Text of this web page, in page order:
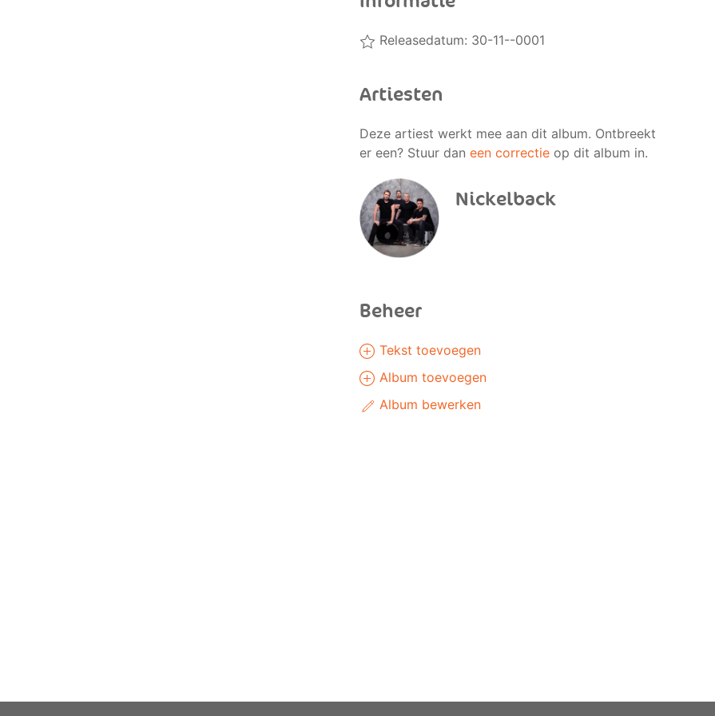
Releasedatum: 30-11--0001
Artiesten
Deze artiest werkt mee aan dit album. Ontbreekt
er een? Stuur dan een correctieop dit album in.
Nickelback
Beheer
Tekst toevoegen
Album toevoegen
Album bewerken